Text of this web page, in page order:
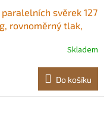
svěrek 127
rovnoměrný tlak,
Skladem
Do košíku